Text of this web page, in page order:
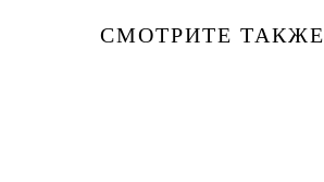
СМОТРИТЕ ТАКЖЕ